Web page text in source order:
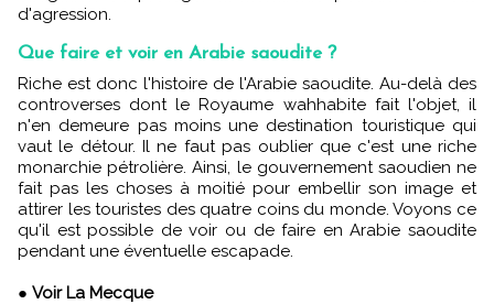
d'agression.
Que faire et voir en Arabie saoudite ?
Riche est donc l'histoire de l'Arabie saoudite. Au-delà des
controverses dont le Royaume wahhabite fait l'objet, il
n'en demeure pas moins une destination touristique qui
vaut le détour. Il ne faut pas oublier que c'est une riche
monarchie pétrolière. Ainsi, le gouvernement saoudien ne
fait pas les choses à moitié pour embellir son image et
attirer les touristes des quatre coins du monde. Voyons ce
qu'il est possible de voir ou de faire en Arabie saoudite
pendant une éventuelle escapade.
● Voir La Mecque